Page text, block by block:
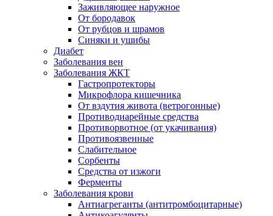
Заживляющее наружное
От бородавок
От рубцов и шрамов
Синяки и ушибы
Диабет
Заболевания вен
Заболевания ЖКТ
Гастропротекторы
Микрофлора кишечника
От вздутия живота (ветрогонные)
Противодиарейные средства
Противорвотное (от укачивания)
Противоязвенные
Слабительное
Сорбенты
Средства от изжоги
Ферменты
Заболевания крови
Антиагреганты (антитромбоцитарные)